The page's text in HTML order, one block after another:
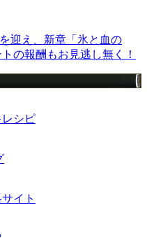
迎え、新章「氷と血の
の報酬もお見逃し無く！
レシピ
イト